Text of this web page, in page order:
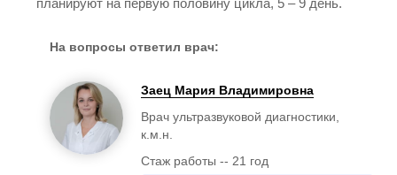
Васильевна
На вопросы ответил врач:
Заец Мария Владимировна
Врач ультразвуковой диагностики,
к.м.н.
Стаж работы -- 21 год